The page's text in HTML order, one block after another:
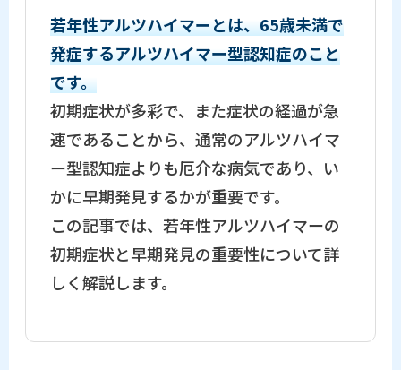
若年性アルツハイマーとは、65歳未満で
発症するアルツハイマー型認知症のこと
です。
初期症状が多彩で、また症状の経過が急
速であることから、通常のアルツハイマ
ー型認知症よりも厄介な病気であり、い
かに早期発見するかが重要です。
この記事では、若年性アルツハイマーの
初期症状と早期発見の重要性について詳
しく解説します。